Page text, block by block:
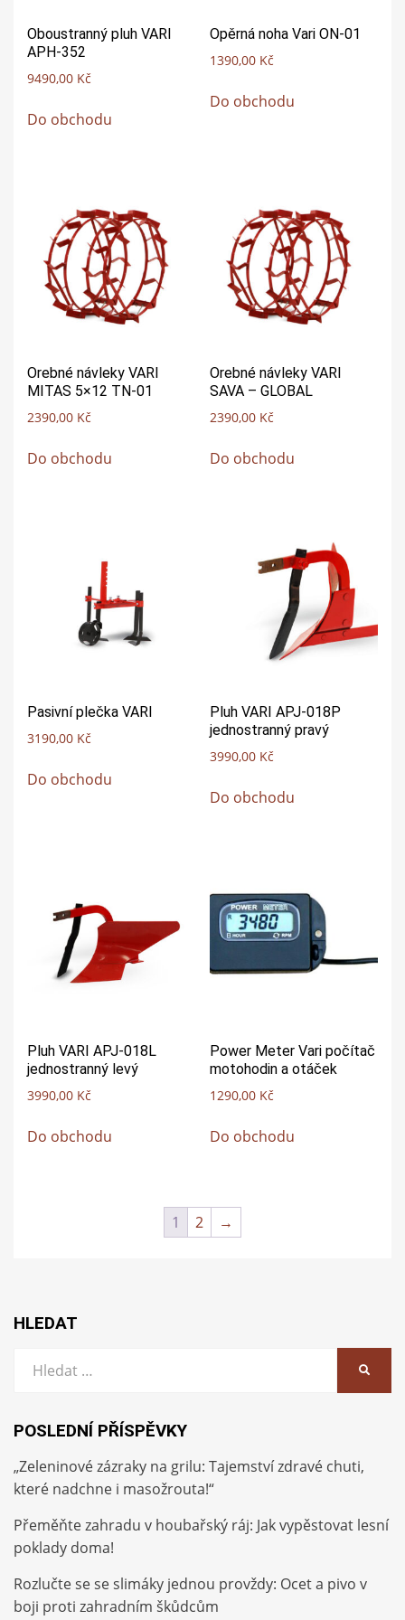
Oboustranný pluh VARI
APH-352
9490,00 Kč
Do obchodu
Opěrná noha Vari ON-01
1390,00 Kč
Do obchodu
Orebné návleky VARI
MITAS 5×12 TN-01
2390,00 Kč
Do obchodu
Orebné návleky VARI
SAVA – GLOBAL
2390,00 Kč
Do obchodu
Pasivní plečka VARI
3190,00 Kč
Do obchodu
Pluh VARI APJ-018P
jednostranný pravý
3990,00 Kč
Do obchodu
Pluh VARI APJ-018L
jednostranný levý
3990,00 Kč
Do obchodu
Power Meter Vari počítač
motohodin a otáček
1290,00 Kč
Do obchodu
1 2 →
HLEDAT
POSLEDNÍ PŘÍSPĚVKY
„Zeleninové zázraky na grilu: Tajemství zdravé chuti,
které nadchne i masožrouta!“
Přeměňte zahradu v houbařský ráj: Jak vypěstovat lesní
poklady doma!
Rozlučte se se slimáky jednou provždy: Ocet a pivo v
boji proti zahradním škůdcům